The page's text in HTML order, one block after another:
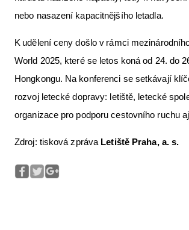
nebo nasazení kapacitnějšího letadla.
K udělení ceny došlo v rámci
World 2025, které se letos koná od 24. do
Hongkongu. Na konferenci se setkávají
rozvoj letecké dopravy: letiště, letecké
organizace pro podporu cestovního ruchu
Zdroj: tisková zpráva Letiště Praha, a. s.